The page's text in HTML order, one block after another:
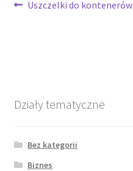
Nawigacja
Poprzedni
Uszczelki do kontenerów
Działy tematyczne
Bez kategorii
Biznes